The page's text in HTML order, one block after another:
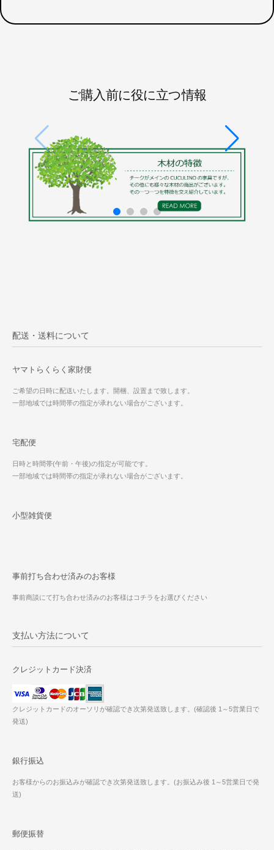
ご購入前に役に立つ情報
配送・送料について
ヤマトらくらく家財便
ご希望の日時に配送いたします。開梱、設置まで致します。
一部地域では時間帯の指定が承れない場合がございます。
宅配便
日時と時間帯(午前・午後)の指定が可能です。
一部地域では時間帯の指定が承れない場合がございます。
小型雑貨便
事前打ち合わせ済みのお客様
事前商談にて打ち合わせ済みのお客様はコチラをお選びください
支払い方法について
クレジットカード決済
クレジットカードのオーソリが確認でき次第発送致します。(確認後 1～5営業日で
発送)
銀行振込
お客様からのお振込みが確認でき次第発送致します。(お振込み後 1～5営業日で発
送)
郵便振替